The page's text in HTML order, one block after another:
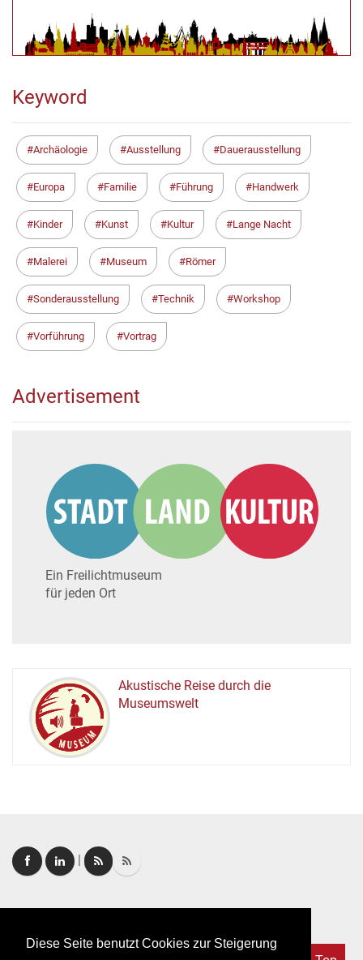
Diese Seite benutzt Cookies zur Steigerung
Keyword
Archäologie Ausstellung Dauerausstellung
Europa Familie Führung Handwerk
Kinder Kunst Kultur Lange Nacht
Malerei Museum Römer
Sonderausstellung Technik Workshop
Vorführung Vortrag
Advertisement
Ein Freilichtmuseum
für jeden Ort
MUSEUM
Akustische Reise durch die
Museumswelt